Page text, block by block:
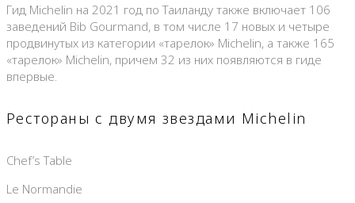
Гид Michelin на 2021 год по Таиланду также включает 106
заведений Bib Gourmand, в том числе 17 новых и четыре
продвинутых из категории «тарелок» Michelin, а также 165
«тарелок» Michelin, причем 32 из них появляются в гиде
впервые.
Рестораны с двумя звездами Michelin
Chef’s Table
Le Normandie